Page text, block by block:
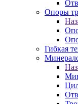
Опоры
Гибкая